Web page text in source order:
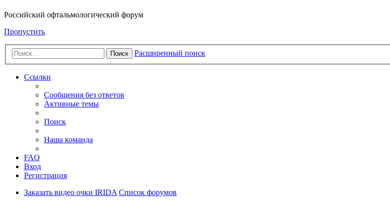
Российский офтальмологический форум
Пропустить
Поиск Расширенный поиск
Ссылки
Сообщения без ответов
Активные темы
Поиск
Наша команда
FAQ
Вход
Регистрация
Заказать видео очки IRIDA Список форумов